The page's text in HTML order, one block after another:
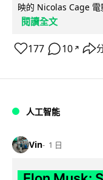
映的 Nicolas Cage
閱讀全文
177 10 ↗
人工智能
Vin 1 日